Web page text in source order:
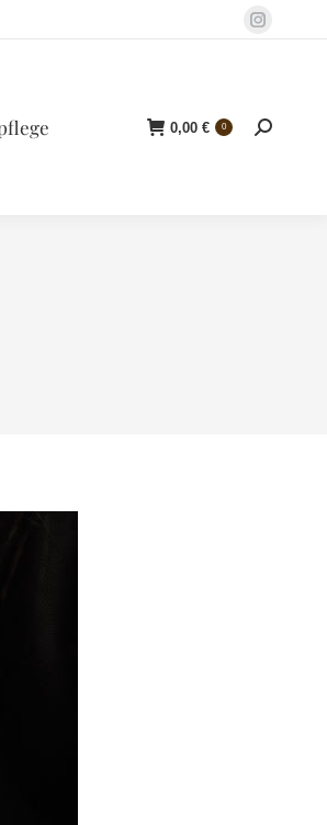
in
0,00 € 0 Search: